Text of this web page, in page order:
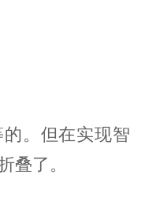
。但在实现智
叠了。